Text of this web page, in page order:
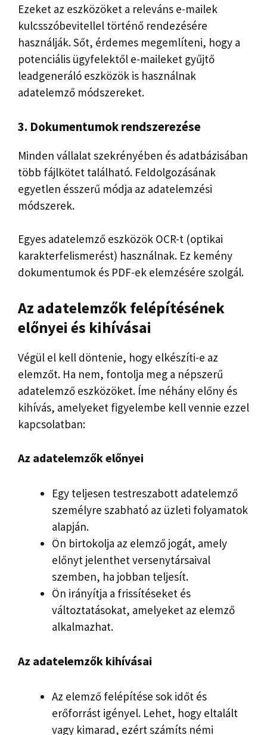
Ezeket az eszközöket a releváns e-mailek
kulcsszóbevitellel történő rendezésére
használják. Sőt, érdemes megemlíteni, hogy a
potenciális ügyfelektől e-maileket gyűjtő
leadgeneráló eszközök is használnak
adatelemző módszereket.
3. Dokumentumok rendszerezése
Minden vállalat szekrényében és adatbázisában
több fájlkötet található. Feldolgozásának
egyetlen ésszerű módja az adatelemzési
módszerek.
Egyes adatelemző eszközök OCR-t (optikai
karakterfelismerést) használnak. Ez kemény
dokumentumok és PDF-ek elemzésére szolgál.
Az adatelemzők felépítésének
előnyei és kihívásai
Végül el kell döntenie, hogy elkészíti-e az
elemzőt. Ha nem, fontolja meg a népszerű
adatelemző eszközöket. Íme néhány előny és
kihívás, amelyeket figyelembe kell vennie ezzel
kapcsolatban:
Az adatelemzők előnyei
Egy teljesen testreszabott adatelemző
személyre szabható az üzleti folyamatok
alapján.
Ön birtokolja az elemző jogát, amely
előnyt jelenthet versenytársaival
szemben, ha jobban teljesít.
Ön irányítja a frissítéseket és
változtatásokat, amelyeket az elemző
alkalmazhat.
Az adatelemzők kihívásai
Az elemző felépítése sok időt és
erőforrást igényel. Lehet, hogy eltalált
vagy kimarad, ezért számíts némi